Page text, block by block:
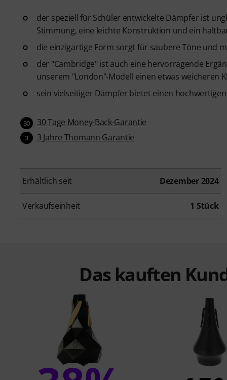
der speziell für Schüler entwickelte Dämpfer ist
Stimmung, eine leichte Konstruktion und ein
die einzigartige Form sorgt für saubere Töne und
der "Cambridge" ist auch eine hervorragende
unserem "London"-Modell einen etwas weicheren
sein vielseitiger Dämpfer bietet einen
30 30 Tage Money-Back-Garantie
3 3 Jahre Thomann Garantie
Erhältlich seit Dezember 2024
Verkaufseinheit 1 Stück
Das kauften